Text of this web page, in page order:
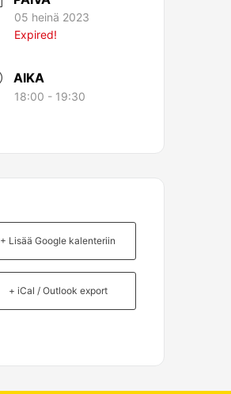
05 heinä 2023
Expired!
AIKA
18:00 - 19:30
+ Lisää Google kalenteriin
+ iCal / Outlook export